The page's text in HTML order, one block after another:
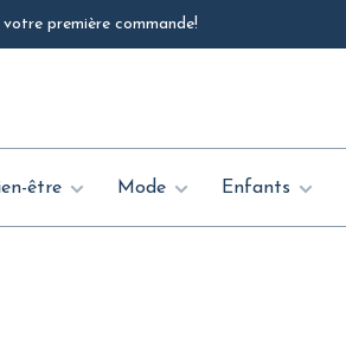
première commande!
être Mode Enfants